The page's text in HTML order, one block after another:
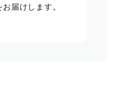
届けします。